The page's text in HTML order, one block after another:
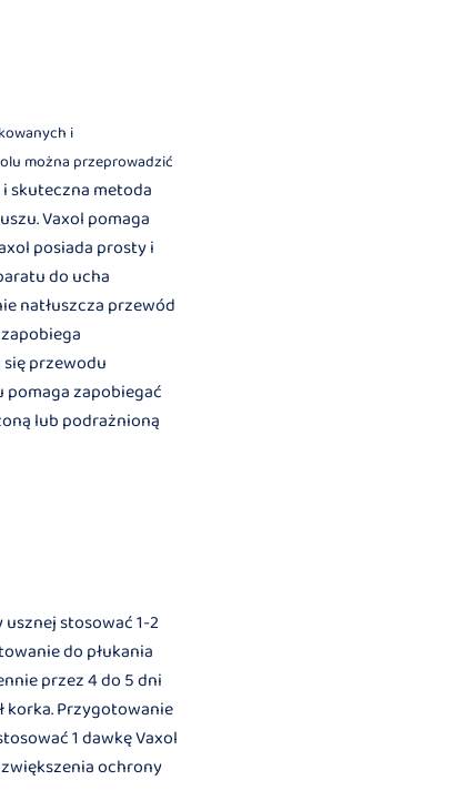
i
można przeprowadzić
skuteczna metoda
Vaxol pomaga
posiada prosty i
do ucha
natłuszcza przewód
przewodu
zapobiegać
lub podrażnioną
stosować 1-2
do płukania
przez 4 do 5 dni
korka. Przygotowanie
1 dawkę Vaxol
ochrony